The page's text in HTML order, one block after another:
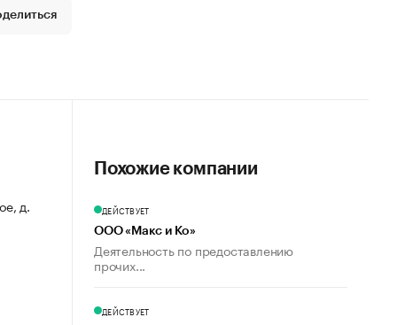
д.
Похожие компании
ДЕЙСТВУЕТ
ООО «Макс и Ко»
Деятельность по предоставлению
прочих...
ДЕЙСТВУЕТ